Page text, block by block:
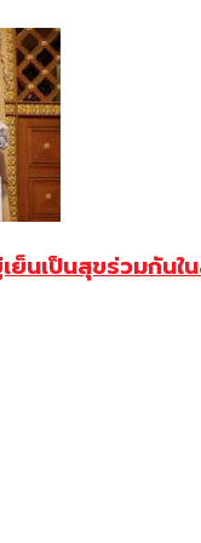
นเป็นสุขร่วมกันใ